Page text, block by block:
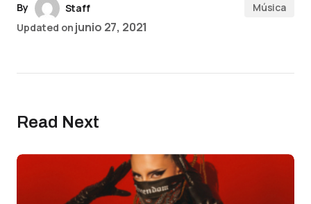
By
Staff
Updated on junio 27, 2021
Música
Read Next